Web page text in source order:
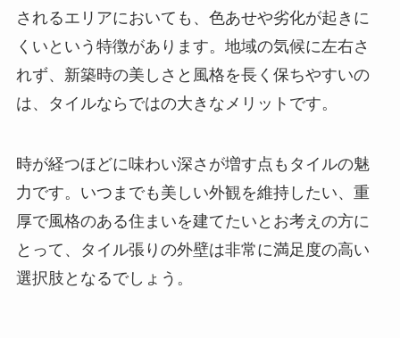
されるエリアにおいても、色あせや劣化が起きに
くいという特徴があります。地域の気候に左右さ
れず、新築時の美しさと風格を長く保ちやすいの
は、タイルならではの大きなメリットです。
時が経つほどに味わい深さが増す点もタイルの魅
力です。いつまでも美しい外観を維持したい、重
厚で風格のある住まいを建てたいとお考えの方に
とって、タイル張りの外壁は非常に満足度の高い
選択肢となるでしょう。